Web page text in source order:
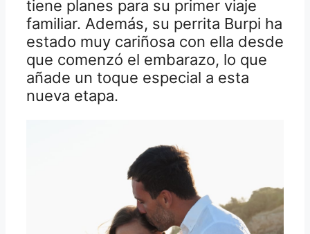
tiene planes para su primer viaje
familiar. Además, su perrita Burpi ha
estado muy cariñosa con ella desde
que comenzó el embarazo, lo que
añade un toque especial a esta
nueva etapa.